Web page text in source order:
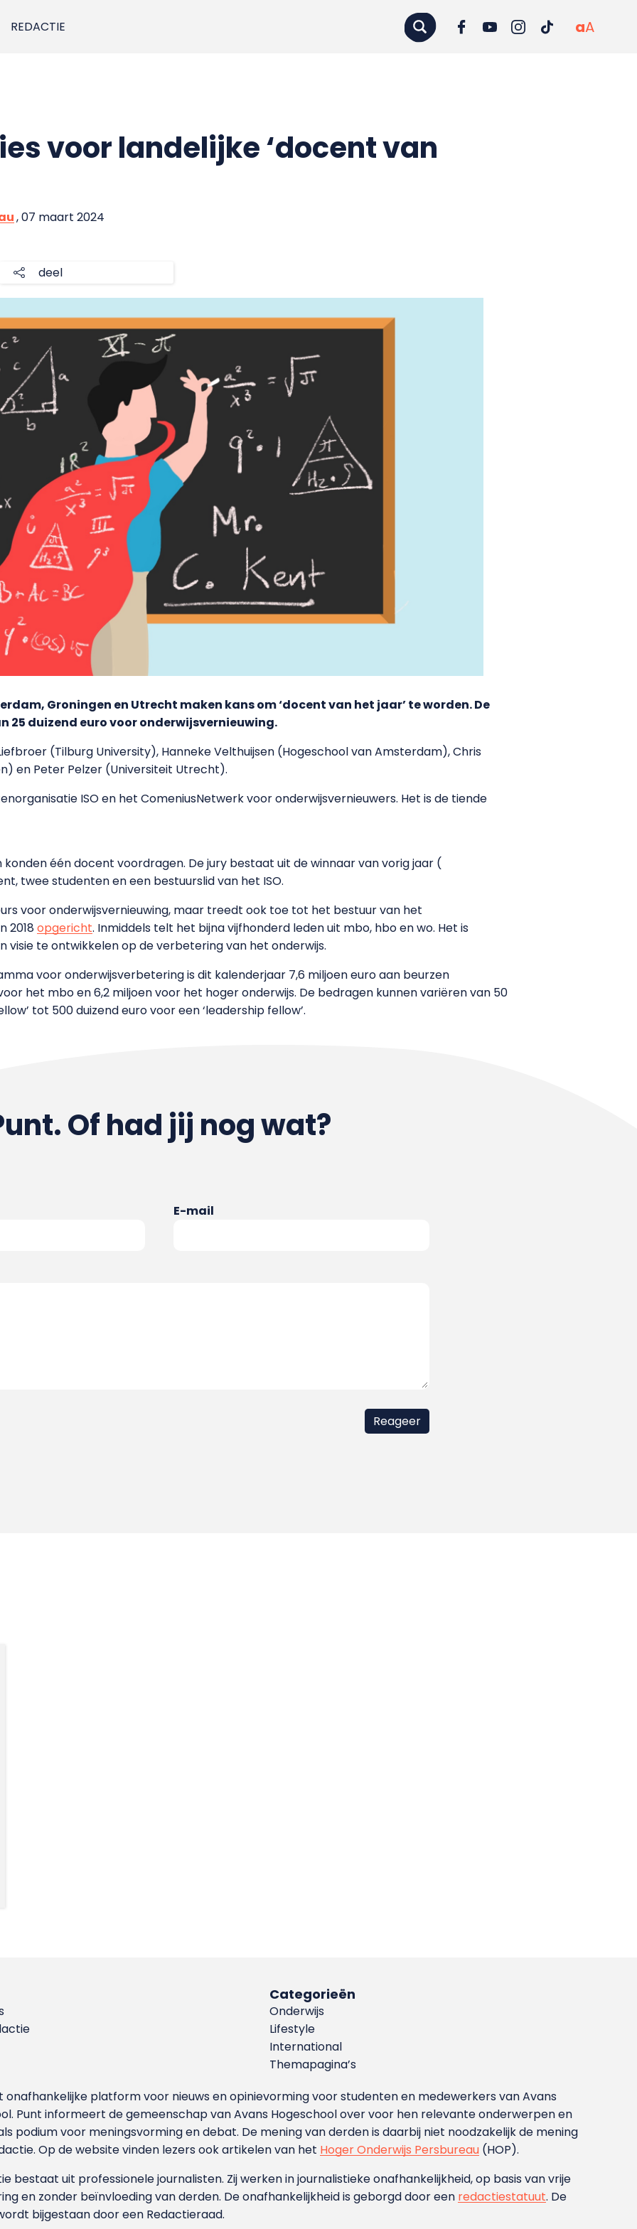
REDACTIE aA
voor landelijke ‘docent van
, 07 maart 2024
deel
Groningen en Utrecht maken kans om ‘docent van het jaar’ te worden. De
25 duizend euro voor onderwijsvernieuwing.
(Tilburg University), Hanneke Velthuijsen (Hogeschool van Amsterdam), Chris
en Peter Pelzer (Universiteit Utrecht).
ISO en het ComeniusNetwerk voor onderwijsvernieuwers. Het is de tiende
één docent voordragen. De jury bestaat uit de winnaar van vorig jaar (
twee studenten en een bestuurslid van het ISO.
voor onderwijsvernieuwing, maar treedt ook toe tot het bestuur van het
2018 opgericht. Inmiddels telt het bijna vijfhonderd leden uit mbo, hbo en wo. Het is
visie te ontwikkelen op de verbetering van het onderwijs.
voor onderwijsverbetering is dit kalenderjaar 7,6 miljoen euro aan beurzen
het mbo en 6,2 miljoen voor het hoger onderwijs. De bedragen kunnen variëren van 50
tot 500 duizend euro voor een ‘leadership fellow’.
Of had jij nog wat?
E-mail
Categorieën
Onderwijs
Lifestyle
International
Themapagina’s
onafhankelijke platform voor nieuws en opinievorming voor studenten en medewerkers van Avans
Punt informeert de gemeenschap van Avans Hogeschool over voor hen relevante onderwerpen en
podium voor meningsvorming en debat. De mening van derden is daarbij niet noodzakelijk de mening
Op de website vinden lezers ook artikelen van het Hoger Onderwijs Persbureau (HOP).
bestaat uit professionele journalisten. Zij werken in journalistieke onafhankelijkheid, op basis van vrije
en zonder beïnvloeding van derden. De onafhankelijkheid is geborgd door een redactiestatuut. De
bijgestaan door een Redactieraad.